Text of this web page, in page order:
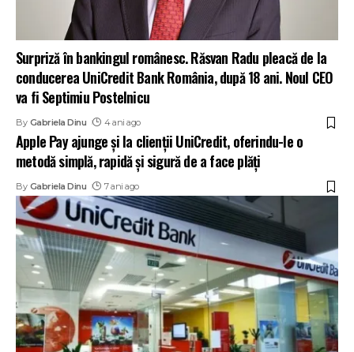
Surpriză în bankingul românesc. Răsvan Radu pleacă de la
conducerea UniCredit Bank România, după 18 ani. Noul CEO
va fi Septimiu Postelnicu
By Gabriela Dinu 4 ani ago
Apple Pay ajunge și la clienții UniCredit, oferindu-le o
metodă simplă, rapidă și sigură de a face plăți
By Gabriela Dinu 7 ani ago